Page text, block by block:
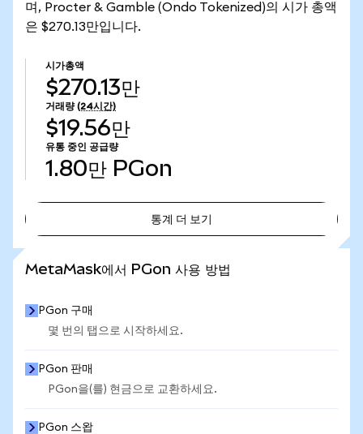
며, Procter & Gamble (Ondo Tokenized)의 시가 총액
은 $270.13만입니다.
시가총액
$270.13만
거래량 (24시간)
$19.56만
유통 중인 공급량
1.80만 PGon
통계 더 보기
MetaMask에서 PGon 사용 방법
PGon 구매
몇 번의 탭으로 시작하세요.
PGon 판매
PGon을(를) 현금으로 교환하세요.
PGon 스왑